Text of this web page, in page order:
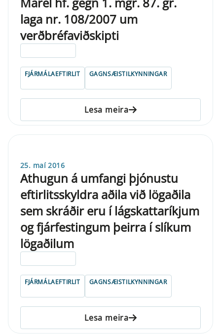
laga nr. 108/2007 um
verðbréfaviðskipti
FJÁRMÁLAEFTIRLIT GAGNSÆISTILKYNNINGAR
Lesa meira
25. maí 2016
Athugun á umfangi þjónustu
eftirlitsskyldra aðila við lögaðila
sem skráðir eru í lágskattaríkjum
og fjárfestingum þeirra í slíkum
lögaðilum
FJÁRMÁLAEFTIRLIT GAGNSÆISTILKYNNINGAR
Lesa meira